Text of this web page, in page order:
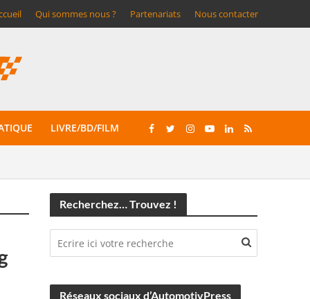
Qui sommes nous ? Partenariats Nous contacter
LIVRE/BD/FILM
Recherchez… Trouvez !
Réseaux sociaux d’AutomotivPress